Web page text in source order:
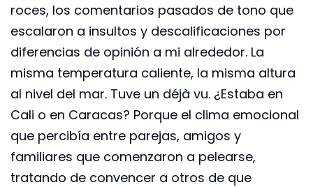
roces, los comentarios pasados de tono que
escalaron a insultos y descalificaciones por
diferencias de opinión a mi alrededor. La
misma temperatura caliente, la misma altura
al nivel del mar. Tuve un déjà vu. ¿Estaba en
Cali o en Caracas? Porque el clima emocional
que percibía entre parejas, amigos y
familiares que comenzaron a pelearse,
tratando de convencer a otros de que